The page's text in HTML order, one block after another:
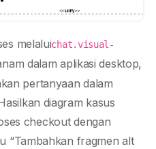
melaluichat.visual-
dalam aplikasi desktop,
pertanyaan dalam
diagram kasus
checkout dengan
“Tambahkan fragmen alt